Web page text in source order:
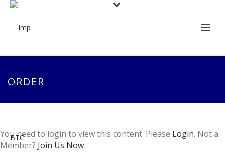
ORDER
You need to login to view this content. Please Login. Not a
Member? Join Us Now